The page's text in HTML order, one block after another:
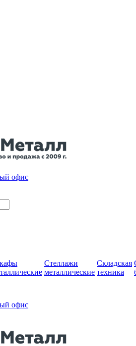
офис
Стеллажи
металлические
Складская
техника
офис